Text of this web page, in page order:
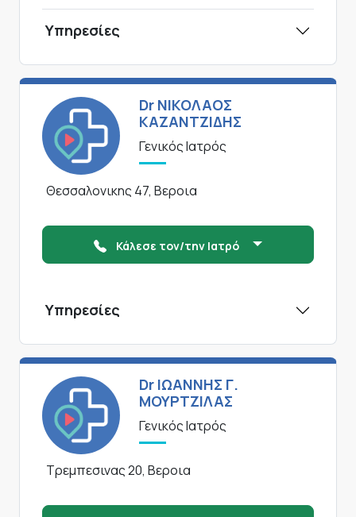
Υπηρεσίες
Dr ΝΙΚΟΛΑΟΣ
ΚΑΖΑΝΤΖΙΔΗΣ
Γενικός Ιατρός
Θεσσαλονικης 47, Βεροια
Κάλεσε τον/την Ιατρό
Υπηρεσίες
Dr ΙΩΑΝΝΗΣ Γ.
ΜΟΥΡΤΖΙΛΑΣ
Γενικός Ιατρός
Τρεμπεσινας 20, Βεροια